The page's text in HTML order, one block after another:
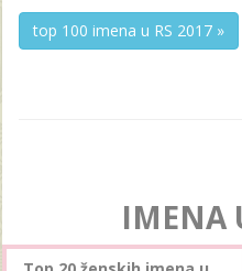
top 100 imena u RS 2017 »
IMENA